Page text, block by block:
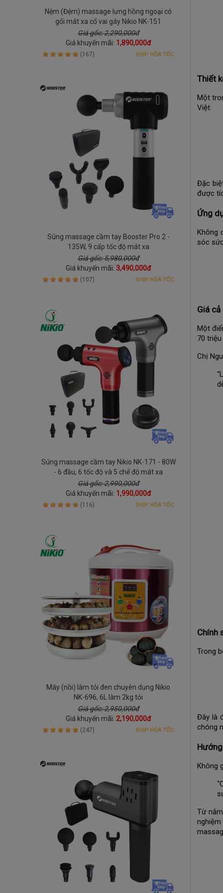
Nệm (Đệm) massage lưng hồng ngoại có
gối mát xa cổ vai gáy Nikio NK-151
Giá gốc: 2,290,000đ
Giá khuyến mãi: 1,890,000đ
(167) SHIP HỎA TỐC
Súng massage cầm tay Booster Pro 2 -
135W, 9 cấp tốc độ mát xa
Giá gốc: 5,980,000đ
Giá khuyến mãi: 3,490,000đ
(107) SHIP HỎA TỐC
Súng massage cầm tay Nikio NK-171 - 80W
- 6 đầu, 6 tốc độ và 5 chế độ mát xa
Giá gốc: 2,990,000đ
Giá khuyến mãi: 1,990,000đ
(116) SHIP HỎA TỐC
Máy (nồi) làm tỏi đen chuyên dụng Nikio
NK-696, 6L làm 2kg tỏi
Giá gốc: 2,950,000đ
Giá khuyến mãi: 2,190,000đ
(247) SHIP HỎA TỐC
Thiết
Một
Việt:
Đặc
được
Ứng
Không
sóc
Giá
Một
70
Chị
Chính
Trong
Đây là
chóng
Không
Từ